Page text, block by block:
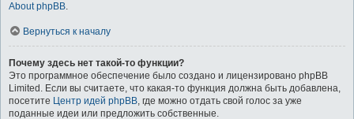
About phpBB.
Вернуться к началу
Почему здесь нет такой-то функции?
Это программное обеспечение было создано и лицензировано phpBB
Limited. Если вы считаете, что какая-то функция должна быть добавлена,
посетите Центр идей phpBB, где можно отдать свой голос за уже
поданные идеи или предложить собственные.